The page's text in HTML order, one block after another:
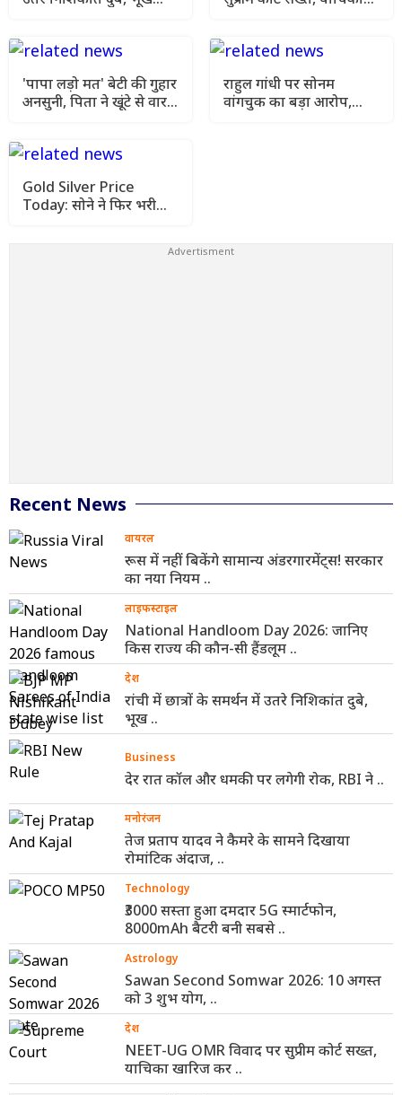
'पापा लड़ो मत' बेटी की गुहार
अनसुनी, पिता ने खूंटे से वार
राहुल गांधी पर सोनम
वांगचुक का बड़ा आरोप,
Gold Silver Price
Today: सोने ने फिर भरी
Recent News
वायरल
रूस में नहीं बिकेंगे सामान्य अंडरगारमेंट्स! सरकार
का नया नियम ..
लाइफस्टाइल
National Handloom Day 2026: जानिए
किस राज्य की कौन-सी हैंडलूम ..
देश
रांची में छात्रों के समर्थन में उतरे निशिकांत दुबे,
भूख ..
Business
देर रात कॉल और धमकी पर लगेगी रोक, RBI ने ..
मनोरंजन
तेज प्रताप यादव ने कैमरे के सामने दिखाया
रोमांटिक अंदाज, ..
Technology
₹3000 सस्ता हुआ दमदार 5G स्मार्टफोन,
8000mAh बैटरी बनी सबसे ..
Astrology
Sawan Second Somwar 2026: 10 अगस्त
को 3 शुभ योग, ..
देश
NEET-UG OMR विवाद पर सुप्रीम कोर्ट सख्त,
याचिका खारिज कर ..